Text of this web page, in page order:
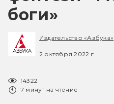
боги»
Издательство «Азбука»
2 октября 2022 г.
14322
7 минут на чтение